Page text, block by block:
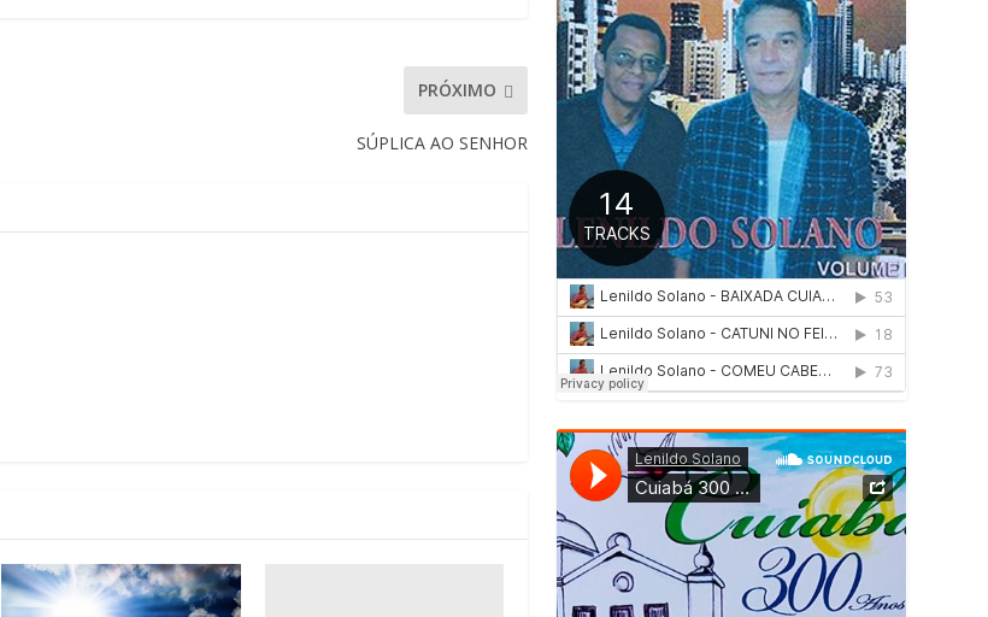
PRÓXIMO
SÚPLICA AO SENHOR